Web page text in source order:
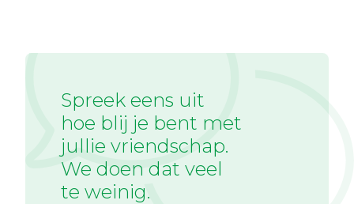
Spreek eens uit
hoe blij je bent met
jullie vriendschap.
We doen dat veel
te weinig.